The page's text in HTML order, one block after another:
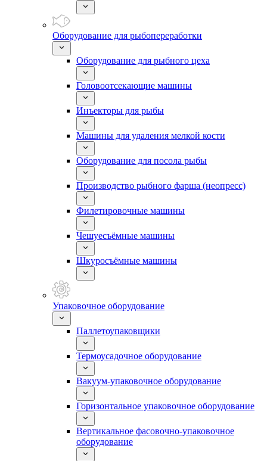
Оборудование для рыбопереработки
Оборудование для рыбного цеха
Головоотсекающие машины
Инъекторы для рыбы
Машины для удаления мелкой кости
Оборудование для посола рыбы
Производство рыбного фарша (неопресс)
Филетировочные машины
Чешуесъёмные машины
Шкуросъёмные машины
Упаковочное оборудование
Паллетоупаковщики
Термоусадочное оборудование
Вакуум-упаковочное оборудование
Горизонтальное упаковочное оборудование
Вертикальное фасовочно-упаковочное
оборудование